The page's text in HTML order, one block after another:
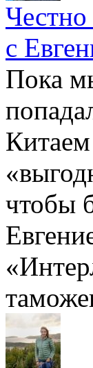
с
Пока
чтобы